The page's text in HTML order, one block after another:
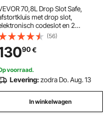
70,8L Drop Slot Safe,
met drop slot,
codeslot en 2
355 x 355 x 515 mm,
zakelijke drop slot kluis voor
geld, thuis, hotel, kantoor,
enz.
(56)
90€
voorraad.
Levering:zodra Do. Aug. 13
In winkelwagen